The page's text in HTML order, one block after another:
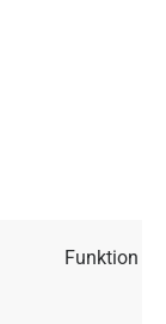
Funktion